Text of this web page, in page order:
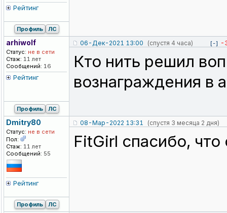
Рейтинг
Профиль ЛС
arhiwolf
Статус: не в сети
Стаж: 11 лет
Сообщений: 16
Рейтинг
06-Дек-2021 13:00 (спустя 4 часа) [-] -
Кто нить решил
вознаграждения в
Профиль ЛС
Dmitry80
Статус: не в сети
Пол:
Стаж: 11 лет
Сообщений: 55
Рейтинг
08-Мар-2022 13:31 (спустя 3 месяца 2 дня)
FitGirl спасибо,
Профиль ЛС